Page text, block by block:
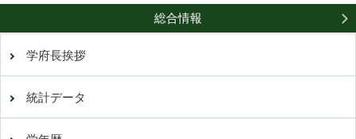
総合情報
学府長挨拶
統計データ